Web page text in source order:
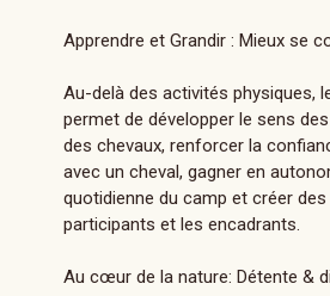
Apprendre et Grandir : Mieux se
Au-delà des activités physiques,
permet de développer le sens
des chevaux, renforcer la
avec un cheval, gagner en
quotidienne du camp et créer
participants et les encadrants.
Au cœur de la nature: Détente &